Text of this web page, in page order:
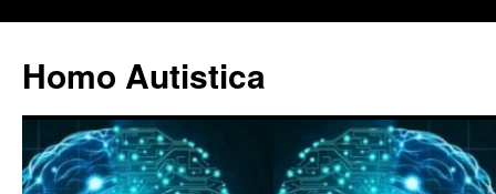
de
inhoud
Homo Autistica